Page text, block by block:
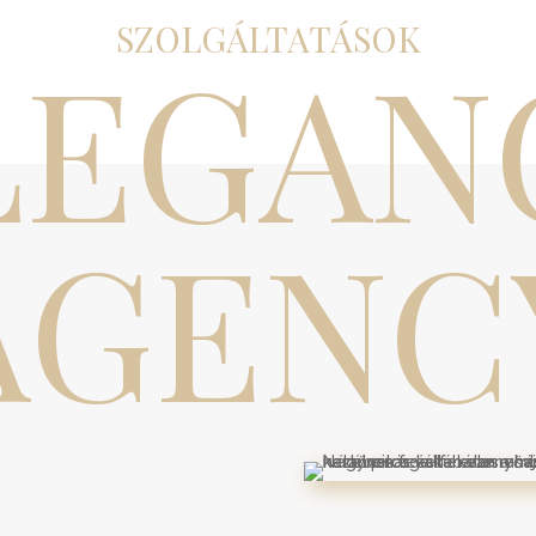
SZOLGÁLTATÁSOK